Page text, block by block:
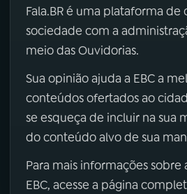
Fala.BR é uma plataforma
sociedade com a
meio das Ouvidorias.
Sua opinião ajuda a EBC a
conteúdos ofertados ao
se esqueça de incluir na sua
do conteúdo alvo de sua
Para mais informações sobre
EBC, acesse a página